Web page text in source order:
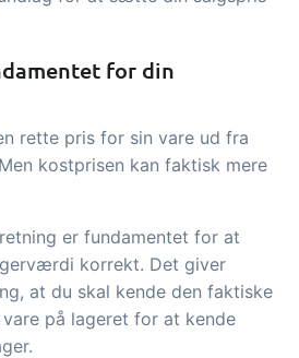
for din
rette pris for sin vare ud fra
kostprisen kan faktisk mere
er fundamentet for at
korrekt. Det giver
at du skal kende den faktiske
på lageret for at kende